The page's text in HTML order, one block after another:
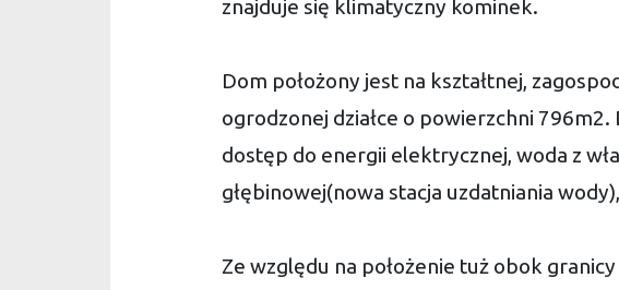
znajduje się klimatyczny kominek.
Dom położony jest na kształtnej,
ogrodzonej działce o powierzchni 796m2.
dostęp do energii elektrycznej, woda z
głębinowej(nowa stacja uzdatniania
Ze względu na położenie tuż obok